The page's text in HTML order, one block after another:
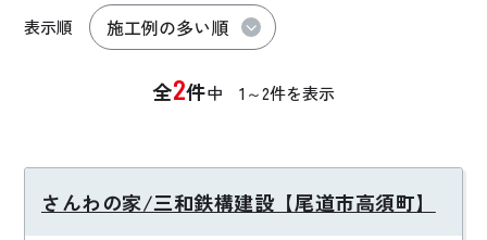
表示順
全2件中1～2件を表示
さんわの家/三和鉄構建設【尾道市高須町】